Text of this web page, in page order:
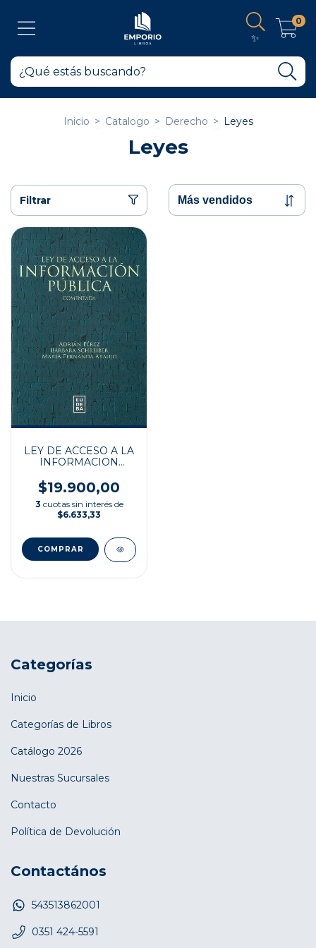
✨
0
Inicio > Catalogo > Derecho > Leyes
Leyes
Filtrar
LEY DE ACCESO A LA
INFORMACION
$19.900,00
3 cuotas sin interés de
$6.633,33
Categorías
Inicio
Categorías de Libros
Catálogo 2026
Nuestras Sucursales
Contacto
Política de Devolución
Contactános
543513862001
0351 424-5591